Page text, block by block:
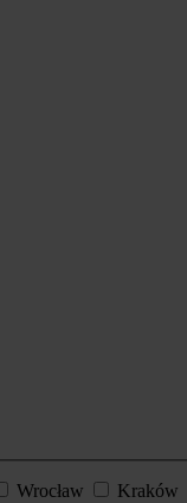
Wrocław
Kraków